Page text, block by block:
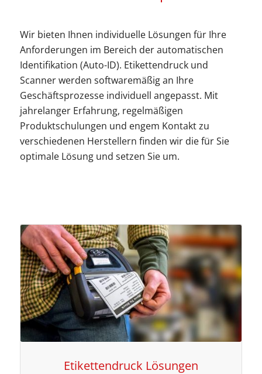
Wir bieten Ihnen individuelle Lösungen für Ihre
Anforderungen im Bereich der automatischen
Identifikation (Auto-ID). Etikettendruck und
Scanner werden softwaremäßig an Ihre
Geschäftsprozesse individuell angepasst. Mit
jahrelanger Erfahrung, regelmäßigen
Produktschulungen und engem Kontakt zu
verschiedenen Herstellern finden wir die für Sie
optimale Lösung und setzen Sie um.
Etikettendruck Lösungen